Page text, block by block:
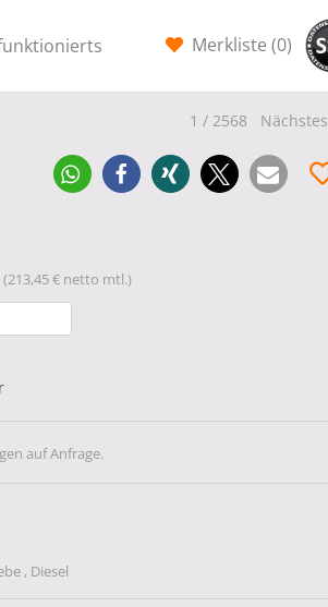
Merkliste (0)
1 / 2568 Nächstes
(213,45 € netto mtl.)
auf Anfrage.
, Diesel